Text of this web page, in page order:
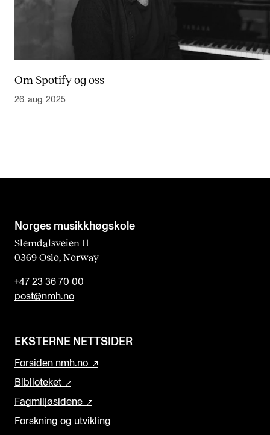
Om Spotify og oss
26. aug. 2025
Norges musikk­høgskole
Slemdalsveien 11
0369 Oslo, Norway
+47 23 36 70 00
post@nmh.no
EKSTERNE NETTSIDER
Forsiden nmh.no
Biblioteket
Fagmiljøsidene
Forskning og utvikling